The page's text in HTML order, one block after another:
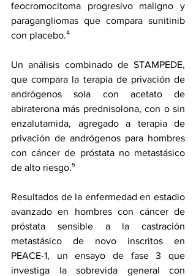
feocromocitoma progresivo maligno y
paragangliomas que compara sunitinib
con placebo.⁴
Un análisis combinado de STAMPEDE,
que compara la terapia de privación de
abiraterona más prednisolona
enzalutamida, agregado a terapia de
privación de andrógenos para hombres
con cáncer de próstata no metastásico
de alto riesgo.⁵
Resultados de la enfermedad en estadio
avanzado en hombres con cáncer de
próstata sensible a la castración
PEACE-1, un ensayo de fase 3 que
investiga la sobrevida general con